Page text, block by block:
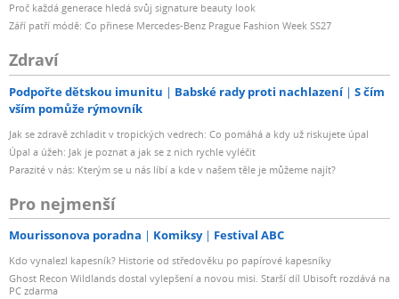
Proč každá generace hledá svůj signature beauty look
Září patří módě: Co přinese Mercedes-Benz Prague Fashion Week SS27
Zdraví
Podpořte dětskou imunitu Babské rady proti nachlazení
S čím
vším pomůže rýmovník
Jak se zdravě zchladit v tropických vedrech: Co pomáhá a kdy už riskujete úpal
Úpal a úžeh: Jak je poznat a jak se z nich rychle vyléčit
Parazité v nás: Kterým se u nás líbí a kde v našem těle je můžeme najít?
Pro nejmenší
Mourissonova poradna Komiksy Festival ABC
Kdo vynalezl kapesník? Historie od středověku po papírové kapesníky
Ghost Recon Wildlands dostal vylepšení a novou misi. Starší díl Ubisoft rozdává na
PC zdarma